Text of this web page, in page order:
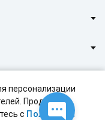
персонализации
Продолжая
с Политикой